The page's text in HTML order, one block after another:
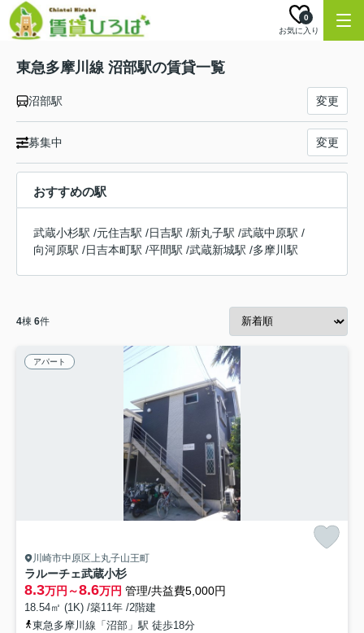
お気に入り
0
東急多摩川線 沼部駅の賃貸一覧
沼部駅 変更
募集中 変更
おすすめの駅
武蔵小杉駅 /元住吉駅 /日吉駅 /新丸子駅 /武蔵中原駅 /
向河原駅 /日吉本町駅 /平間駅 /武蔵新城駅 /多摩川駅
4棟 6件
アパート
川崎市中原区上丸子山王町
ラルーチェ武蔵小杉
8.3万円～8.6万円 管理/共益費5,000円
18.54㎡ (1K) /築11年 /2階建
東急多摩川線「沼部」駅 徒歩18分